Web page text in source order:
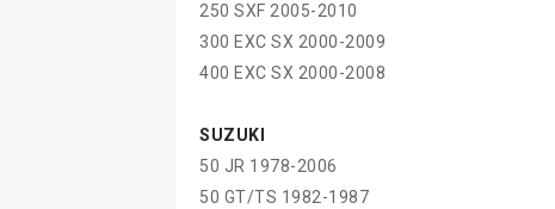
250 SXF 2005-2010
300 EXC SX 2000-2009
400 EXC SX 2000-2008
SUZUKI
50 JR 1978-2006
50 GT/TS 1982-1987